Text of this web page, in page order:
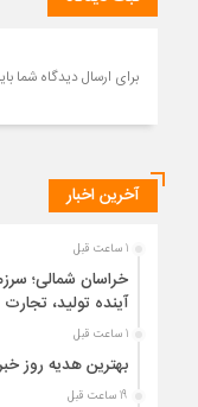
برای ارسال دیدگاه شما
آخرین اخبار
1 ساعت قبل
خراسان شمالی؛
آینده تولید،
1 ساعت قبل
بهترین هدیه روز
19 ساعت قبل